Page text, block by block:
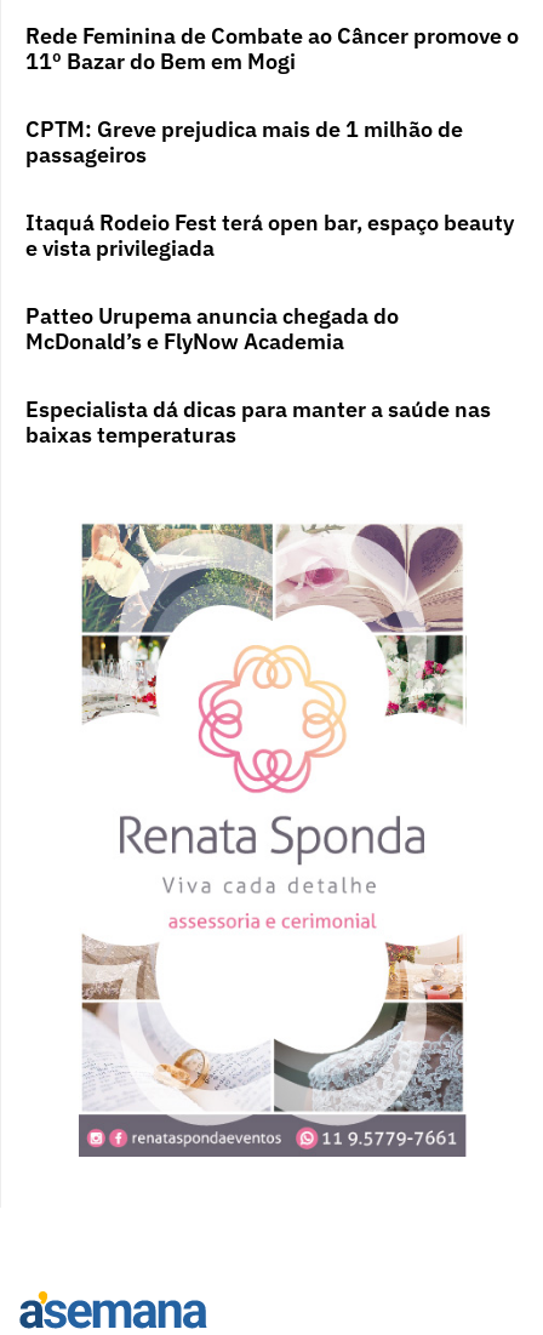
Rede Feminina de Combate ao Câncer promove o
11º Bazar do Bem em Mogi
CPTM: Greve prejudica mais de 1 milhão de
passageiros
Itaquá Rodeio Fest terá open bar, espaço beauty
e vista privilegiada
Patteo Urupema anuncia chegada do
McDonald’s e FlyNow Academia
Especialista dá dicas para manter a saúde nas
baixas temperaturas